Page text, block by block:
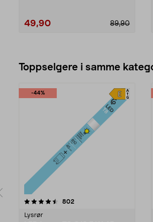
89,90
49,90
Toppselgere i samme
-44%
802
Lysrør
4.5 av 5 stjerner